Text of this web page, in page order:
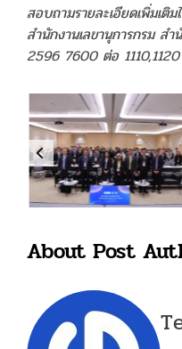
สอบถามรายละเอียดเพิ่มเติ
สำนักงานเลขานุการกรม ส
2596 7600 ต่อ 1110,1120
About Post